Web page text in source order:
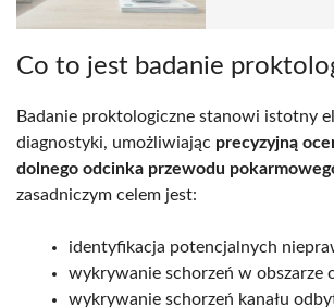
Co to jest badanie
Badanie proktologiczne stanowi istotny
diagnostyki, umożliwiając precyzyjną
dolnego odcinka przewodu
zasadniczym celem jest:
identyfikacja potencjalnych
wykrywanie schorzeń w obszarze
wykrywanie schorzeń kanału